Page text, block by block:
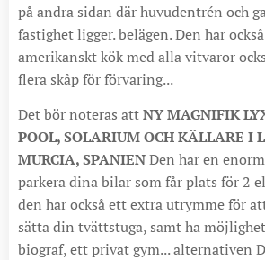
på andra sidan där huvudentrén och
fastighet ligger. belägen. Den har
amerikanskt kök med alla vitvaror
flera skåp för förvaring...
Det bör noteras attNY MAGNIFIK
POOL, SOLARIUM OCH KÄLLARE I
MURCIA, SPANIENDen har en
parkera dina bilar som får plats för 2
den har också ett extra utrymme för
sätta din tvättstuga, samt ha
biograf, ett privat gym... alternativen